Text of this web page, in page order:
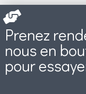
Prenez
nous en
pour